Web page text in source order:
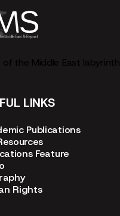
of the Middle East labyrinth
LINKS
Publications
Feature
Rights